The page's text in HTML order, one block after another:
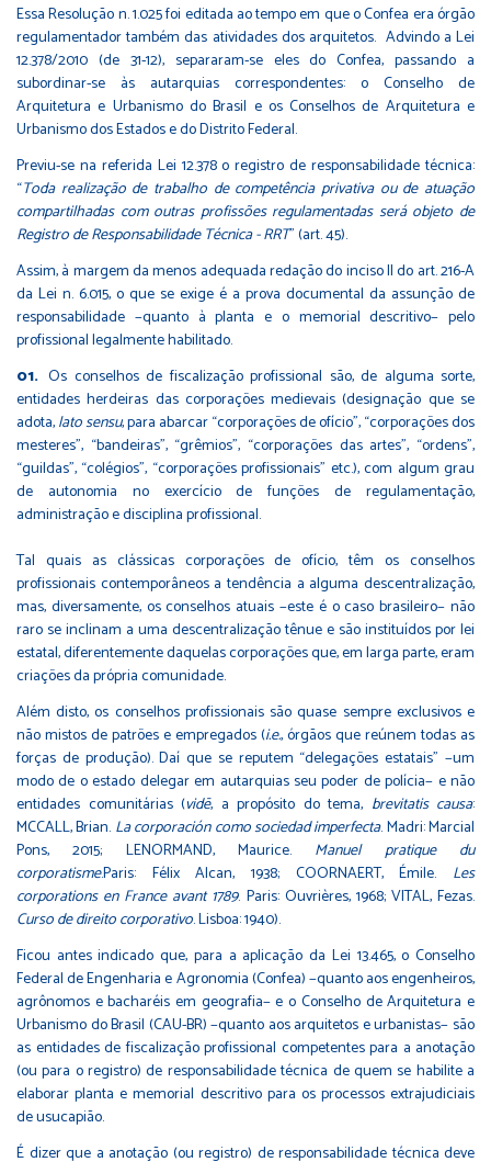
Essa Resolução n. 1.025 foi editada ao tempo em que o Confea era órgão
regulamentador também das atividades dos arquitetos. Advindo a Lei
12.378/2010 (de 31-12), separaram-se eles do Confea, passando a
subordinar-se às autarquias correspondentes: o Conselho de
Arquitetura e Urbanismo do Brasil e os Conselhos de Arquitetura e
Urbanismo dos Estados e do Distrito Federal.
Previu-se na referida Lei 12.378 o registro de responsabilidade técnica:
“Toda realização de trabalho de competência privativa ou de atuação
compartilhadas com outras profissões regulamentadas será objeto de
Registro de Responsabilidade Técnica - RRT” (art. 45).
Assim, à margem da menos adequada redação do inciso II do art. 216-A
da Lei n. 6.015, o que se exige é a prova documental da assunção de
responsabilidade −quanto à planta e o memorial descritivo− pelo
profissional legalmente habilitado.
Os conselhos de fiscalização profissional são, de alguma sorte,
entidades herdeiras das corporações medievais (designação que se
adota,lato sensu, para abarcar “corporações de ofício”, “corporações dos
mesteres”, “bandeiras”, “grêmios”, “corporações das artes”, “ordens”,
“guildas”, “colégios”, “corporações profissionais” etc.), com algum grau
de autonomia no exercício de funções de regulamentação,
administração e disciplina profissional.
Tal quais as clássicas corporações de ofício, têm os conselhos
profissionais contemporâneos a tendência a alguma descentralização,
mas, diversamente, os conselhos atuais −este é o caso brasileiro− não
raro se inclinam a uma descentralização tênue e são instituídos por lei
estatal, diferentemente daquelas corporações que, em larga parte, eram
criações da própria comunidade.
Além disto, os conselhos profissionais são quase sempre exclusivos e
não mistos de patrões e empregados (i.e., órgãos que reúnem todas as
forças de produção). Daí que se reputem “delegações estatais” −um
modo de o estado delegar em autarquias seu poder de polícia− e não
entidades comunitárias (vidē, a propósito do tema, brevitatis causa:
MCCALL, Brian. La corporación como sociedad imperfecta. Madri: Marcial
Pons, 2015; LENORMAND, Maurice. Manuel pratique du
corporatisme.Paris: Félix Alcan, 1938; COORNAERT, Émile. Les
corporations en France avant 1789. Paris: Ouvrières, 1968; VITAL, Fezas.
Curso de direito corporativo. Lisboa: 1940).
Ficou antes indicado que, para a aplicação da Lei 13.465, o Conselho
Federal de Engenharia e Agronomia (Confea) −quanto aos engenheiros,
agrônomos e bacharéis em geografia− e o Conselho de Arquitetura e
Urbanismo do Brasil (CAU-BR) −quanto aos arquitetos e urbanistas− são
as entidades de fiscalização profissional competentes para a anotação
(ou para o registro) de responsabilidade técnica de quem se habilite a
elaborar planta e memorial descritivo para os processos extrajudiciais
de usucapião.
É dizer que a anotação (ou registro) de responsabilidade técnica deve